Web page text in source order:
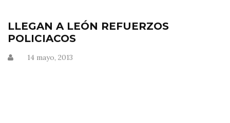
LLEGAN A LEÓN REFUERZOS
POLICIACOS
14 mayo, 2013